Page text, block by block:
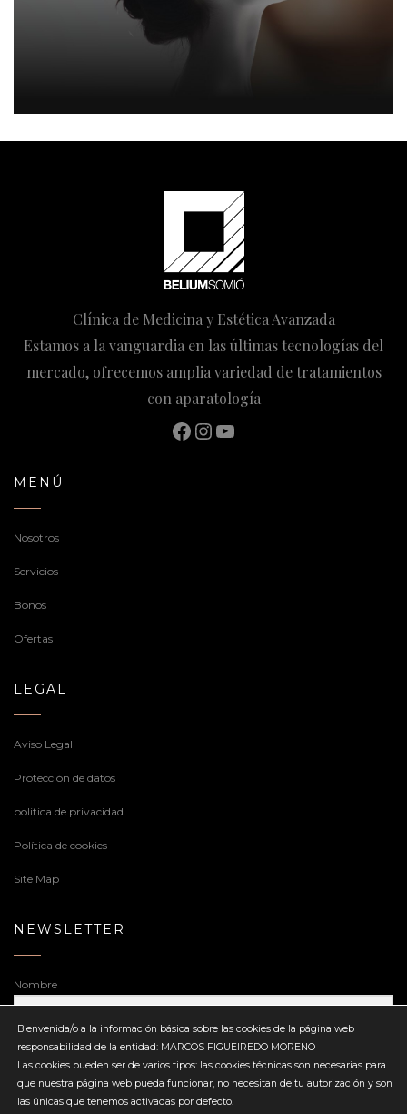
Clínica de Medicina y Estética Avanzada
Estamos a la vanguardia en las últimas tecnologías del
mercado, ofrecemos amplia variedad de tratamientos
con aparatología
Facebook
Instagram
YouTube
MENÚ
Nosotros
Servicios
Bonos
Ofertas
LEGAL
Aviso Legal
Protección de datos
politica de privacidad
Política de cookies
Site Map
NEWSLETTER
Nombre
Dirección de correo electrónico
Bienvenida/o a la información básica sobre las cookies de la página web
responsabilidad de la entidad: MARCOS FIGUEIREDO MORENO
Las cookies pueden ser de varios tipos: las cookies técnicas son necesarias para
que nuestra página web pueda funcionar, no necesitan de tu autorización y son
las únicas que tenemos activadas por defecto.